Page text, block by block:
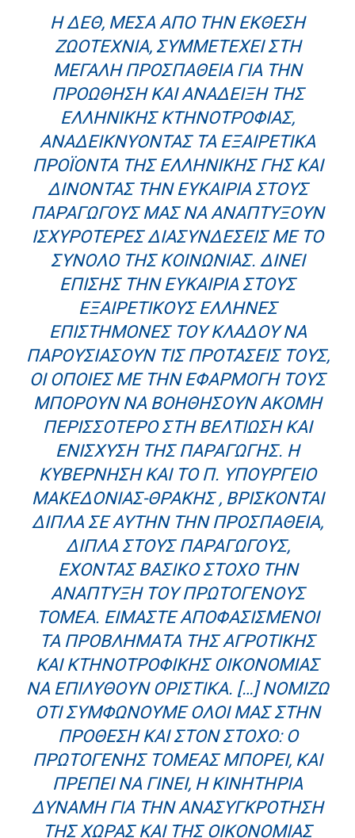
Η ΔΕΘ, ΜΈΣΑ ΑΠΌ ΤΗΝ ΈΚΘΕΣΗ
ΖΩΟΤΈΧΝΙΑ, ΣΥΜΜΕΤΈΧΕΙ ΣΤΗ
ΜΕΓΆΛΗ ΠΡΟΣΠΆΘΕΙΑ ΓΙΑ ΤΗΝ
ΠΡΟΏΘΗΣΗ ΚΑΙ ΑΝΆΔΕΙΞΗ ΤΗΣ
ΕΛΛΗΝΙΚΉΣ ΚΤΗΝΟΤΡΟΦΊΑΣ,
ΑΝΑΔΕΙΚΝΎΟΝΤΑΣ ΤΑ ΕΞΑΙΡΕΤΙΚΆ
ΠΡΟΪΌΝΤΑ ΤΗΣ ΕΛΛΗΝΙΚΉΣ ΓΗΣ ΚΑΙ
ΔΊΝΟΝΤΑΣ ΤΗΝ ΕΥΚΑΙΡΊΑ ΣΤΟΥΣ
ΠΑΡΑΓΩΓΟΎΣ ΜΑΣ ΝΑ ΑΝΑΠΤΎΞΟΥΝ
ΙΣΧΥΡΌΤΕΡΕΣ ΔΙΑΣΥΝΔΈΣΕΙΣ ΜΕ ΤΟ
ΣΎΝΟΛΟ ΤΗΣ ΚΟΙΝΩΝΊΑΣ. ΔΊΝΕΙ
ΕΠΊΣΗΣ ΤΗΝ ΕΥΚΑΙΡΊΑ ΣΤΟΥΣ
ΕΞΑΙΡΕΤΙΚΟΎΣ ΈΛΛΗΝΕΣ
ΕΠΙΣΤΉΜΟΝΕΣ ΤΟΥ ΚΛΆΔΟΥ ΝΑ
ΠΑΡΟΥΣΙΆΣΟΥΝ ΤΙΣ ΠΡΟΤΆΣΕΙΣ ΤΟΥΣ,
ΟΙ ΟΠΟΊΕΣ ΜΕ ΤΗΝ ΕΦΑΡΜΟΓΉ ΤΟΥΣ
ΜΠΟΡΟΎΝ ΝΑ ΒΟΗΘΉΣΟΥΝ ΑΚΌΜΗ
ΠΕΡΙΣΣΌΤΕΡΟ ΣΤΗ ΒΕΛΤΊΩΣΗ ΚΑΙ
ΕΝΊΣΧΥΣΗ ΤΗΣ ΠΑΡΑΓΩΓΉΣ. Η
ΚΥΒΈΡΝΗΣΗ ΚΑΙ ΤΟ Π. ΥΠΟΥΡΓΕΊΟ
ΜΑΚΕΔΟΝΊΑΣ-ΘΡΆΚΗΣ , ΒΡΊΣΚΟΝΤΑΙ
ΔΊΠΛΑ ΣΕ ΑΥΤΉΝ ΤΗΝ ΠΡΟΣΠΆΘΕΙΑ,
ΔΊΠΛΑ ΣΤΟΥΣ ΠΑΡΑΓΩΓΟΎΣ,
ΈΧΟΝΤΑΣ ΒΑΣΙΚΌ ΣΤΌΧΟ ΤΗΝ
ΑΝΆΠΤΥΞΗ ΤΟΥ ΠΡΩΤΟΓΕΝΟΎΣ
ΤΟΜΈΑ. ΕΊΜΑΣΤΕ ΑΠΟΦΑΣΙΣΜΈΝΟΙ
ΤΑ ΠΡΟΒΛΉΜΑΤΑ ΤΗΣ ΑΓΡΟΤΙΚΉΣ
ΚΑΙ ΚΤΗΝΟΤΡΟΦΙΚΉΣ ΟΙΚΟΝΟΜΊΑΣ
ΝΑ ΕΠΙΛΥΘΟΎΝ ΟΡΙΣΤΙΚΆ. […] ΝΟΜΊΖΩ
ΌΤΙ ΣΥΜΦΩΝΟΎΜΕ ΌΛΟΙ ΜΑΣ ΣΤΗΝ
ΠΡΌΘΕΣΗ ΚΑΙ ΣΤΟΝ ΣΤΌΧΟ: Ο
ΠΡΩΤΟΓΕΝΉΣ ΤΟΜΈΑΣ ΜΠΟΡΕΊ, ΚΑΙ
ΠΡΈΠΕΙ ΝΑ ΓΊΝΕΙ, Η ΚΙΝΗΤΉΡΙΑ
ΔΎΝΑΜΗ ΓΙΑ ΤΗΝ ΑΝΑΣΥΓΚΡΌΤΗΣΗ
ΤΗΣ ΧΏΡΑΣ ΚΑΙ ΤΗΣ ΟΙΚΟΝΟΜΊΑΣ